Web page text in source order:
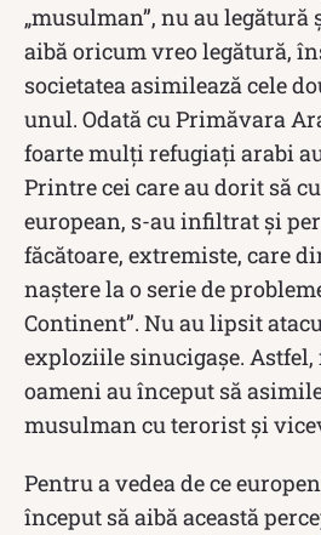
„musulman”, nu au legătură
aibă oricum vreo legătură,
societatea asimilează cele
unul. Odată cu Primăvara
foarte mulți refugiați arabi
Printre cei care au dorit să
european, s-au infiltrat și
făcătoare, extremiste, care
naștere la o serie de
Continent”. Nu au lipsit
exploziile sinucigașe.
oameni au început să
musulman cu terorist și
Pentru a vedea de ce
început să aibă această